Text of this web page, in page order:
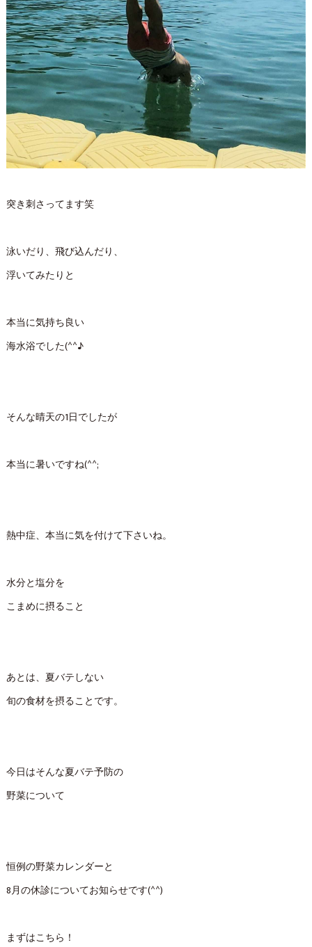
突き刺さってます笑
泳いだり、飛び込んだり、
浮いてみたりと
本当に気持ち良い
海水浴でした(^^♪
そんな晴天の1日でしたが
本当に暑いですね(^^;
熱中症、本当に気を付けて下さいね。
水分と塩分を
こまめに摂ること
あとは、夏バテしない
旬の食材を摂ることです。
今日はそんな夏バテ予防の
野菜について
恒例の野菜カレンダーと
8月の休診についてお知らせです(^^)
まずはこちら！